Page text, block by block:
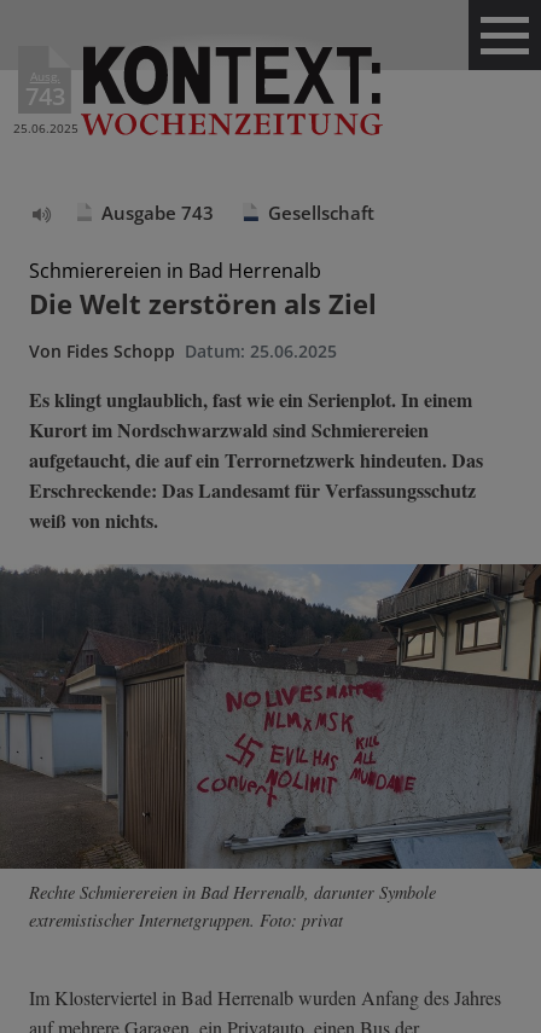
Ausg.
743
25.06.2025
vorlesen
Ausgabe 743 Gesellschaft
Schmierereien in Bad Herrenalb
Die Welt zerstören als Ziel
Von Fides Schopp Datum: 25.06.2025
Es klingt unglaublich, fast wie ein Serienplot. In einem
Kurort im Nordschwarzwald sind Schmierereien
aufgetaucht, die auf ein Terrornetzwerk hindeuten. Das
Erschreckende: Das Landesamt für Verfassungsschutz
weiß von nichts.
Rechte Schmierereien in Bad Herrenalb, darunter Symbole
extremistischer Internetgruppen. Foto: privat
Im Klosterviertel in Bad Herrenalb wurden Anfang des Jahres